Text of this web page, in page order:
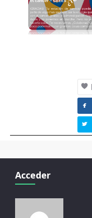
facebook
twitterbird
Acceder